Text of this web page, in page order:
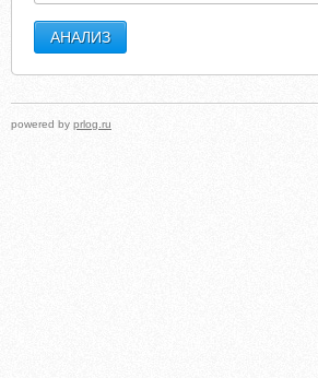
powered by prlog.ru